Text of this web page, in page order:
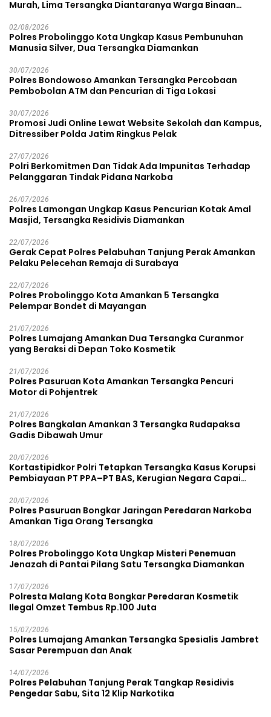
Murah, Lima Tersangka Diantaranya Warga Binaan
02/08/2026
Polres Probolinggo Kota Ungkap Kasus Pembunuhan
Manusia Silver, Dua Tersangka Diamankan
30/07/2026
Polres Bondowoso Amankan Tersangka Percobaan
Pembobolan ATM dan Pencurian di Tiga Lokasi
30/07/2026
Promosi Judi Online Lewat Website Sekolah dan Kampus,
Ditressiber Polda Jatim Ringkus Pelak
27/07/2026
Polri Berkomitmen Dan Tidak Ada Impunitas Terhadap
Pelanggaran Tindak Pidana Narkoba
26/07/2026
Polres Lamongan Ungkap Kasus Pencurian Kotak Amal
Masjid, Tersangka Residivis Diamankan
22/07/2026
Gerak Cepat Polres Pelabuhan Tanjung Perak Amankan
Pelaku Pelecehan Remaja di Surabaya
22/07/2026
Polres Probolinggo Kota Amankan 5 Tersangka
Pelempar Bondet di Mayangan
21/07/2026
Polres Lumajang Amankan Dua Tersangka Curanmor
yang Beraksi di Depan Toko Kosmetik
21/07/2026
Polres Pasuruan Kota Amankan Tersangka Pencuri
Motor di Pohjentrek
21/07/2026
Polres Bangkalan Amankan 3 Tersangka Rudapaksa
Gadis Dibawah Umur
20/07/2026
Kortastipidkor Polri Tetapkan Tersangka Kasus Korupsi
Pembiayaan PT PPA–PT BAS, Kerugian Negara Capai
20/07/2026
Polres Pasuruan Bongkar Jaringan Peredaran Narkoba
Amankan Tiga Orang Tersangka
18/07/2026
Polres Probolinggo Kota Ungkap Misteri Penemuan
Jenazah di Pantai Pilang Satu Tersangka Diamankan
17/07/2026
Polresta Malang Kota Bongkar Peredaran Kosmetik
Ilegal Omzet Tembus Rp.100 Juta
15/07/2026
Polres Lumajang Amankan Tersangka Spesialis Jambret
Sasar Perempuan dan Anak
14/07/2026
Polres Pelabuhan Tanjung Perak Tangkap Residivis
Pengedar Sabu, Sita 12 Klip Narkotika